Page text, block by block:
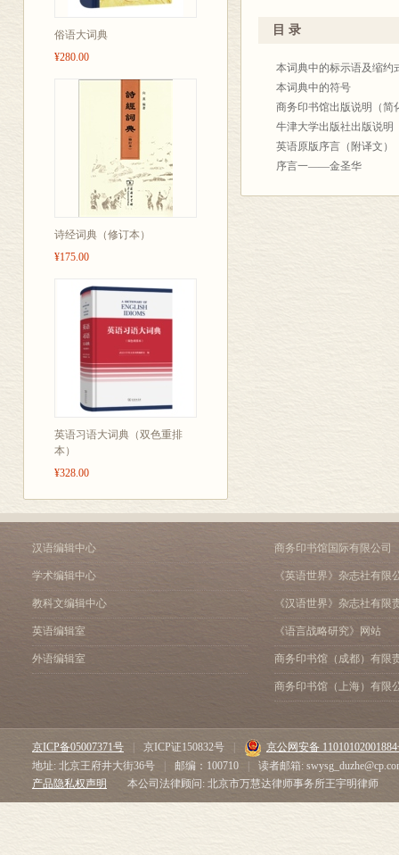
俗语大词典
¥280.00
诗经词典（修订本）
¥175.00
英语习语大词典（双色重排
本）
¥328.00
accommodation.”但可以
headache.在美国英语中，
解释项内，有这样的注释
高处就通常用over：I can't
chicken这个词条下，它
叫chick。
另一种灵活性表现在字
意义；更列出cooly，
目 录
本词典中的标示语及缩约
本词典中的符号
商务印书馆出版说明（简
牛津大学出版社出版说明
英语原版序言（附译文）
序言一——金圣华
家族
房屋
衣服
计算机
教育
政府
地名表
世界地图
汉语编辑中心
学术编辑中心
教科文编辑中心
英语编辑室
外语编辑室
商务印书馆国际有限公司
《英语世界》杂志社有限
《汉语世界》杂志社有限
《语言战略研究》网站
商务印书馆（成都）有限
商务印书馆（上海）有限
京ICP备05007371号 京ICP证150832号
京公网安备
地址: 北京王府井大街36号
邮编：100710
读者邮箱:
产品隐私权声明
本公司法律顾问: 北京市万慧达律师事务所王宇明律师